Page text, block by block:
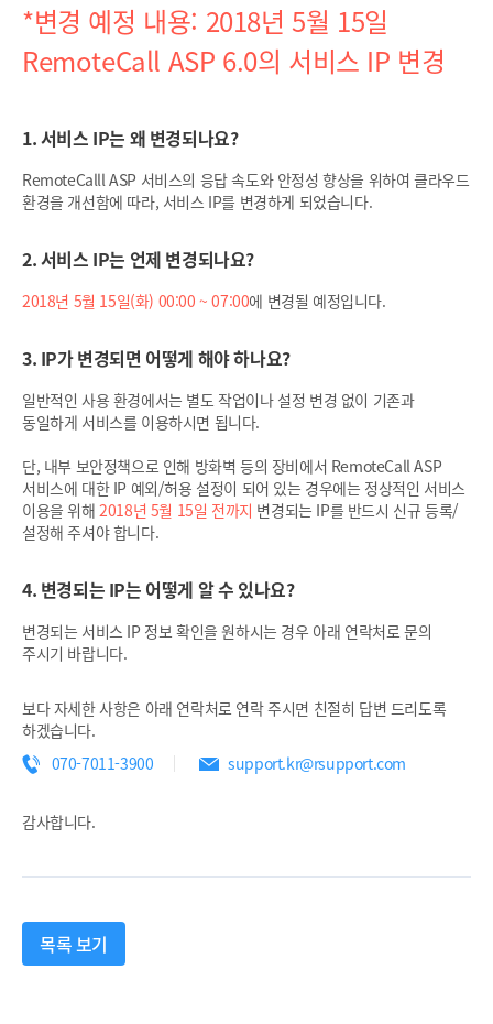
*변경 예정 내용:​ 2018년 5월 15일
RemoteCall ASP 6.0의 서비스 IP 변경
1. 서비스 IP는 왜 변경되나요?
RemoteCalll ASP 서비스의 응답 속도와 안정성 향상을 위하여 클라우드
환경을 개선함에 따라, 서비스 IP를 변경하게 되었습니다.
2. 서비스 IP는 언제 변경되나요?
2018년 5월 15일(화) 00:00 ~ 07:00에 변경될 예정입니다.
3. IP가 변경되면 어떻게 해야 하나요?
일반적인 사용 환경에서는 별도 작업이나 설정 변경 없이 기존과
동일하게 서비스를 이용하시면 됩니다.
단, 내부 보안정책으로 인해 방화벽 등의 장비에서 RemoteCall ASP
서비스에 대한 IP 예외/허용 설정이 되어 있는 경우에는 정상적인 서비스
이용을 위해2018년 5월 15일 전까지 변경되는 IP를 반드시 신규 등록/
설정해 주셔야 합니다.
4. 변경되는 IP는 어떻게 알 수 있나요?
변경되는 서비스 IP 정보 확인을 원하시는 경우 아래 연락처로 문의
주시기 바랍니다.
보다 자세한 사항은 아래 연락처로 연락 주시면 친절히 답변 드리도록
하겠습니다.
070-7011-3900
support.kr@rsupport.com
감사합니다.
목록 보기